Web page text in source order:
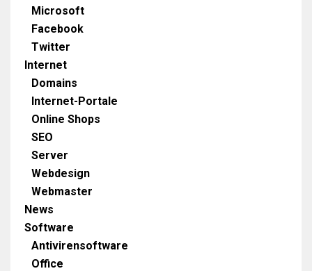
Microsoft
Facebook
Twitter
Internet
Domains
Internet-Portale
Online Shops
SEO
Server
Webdesign
Webmaster
News
Software
Antivirensoftware
Office